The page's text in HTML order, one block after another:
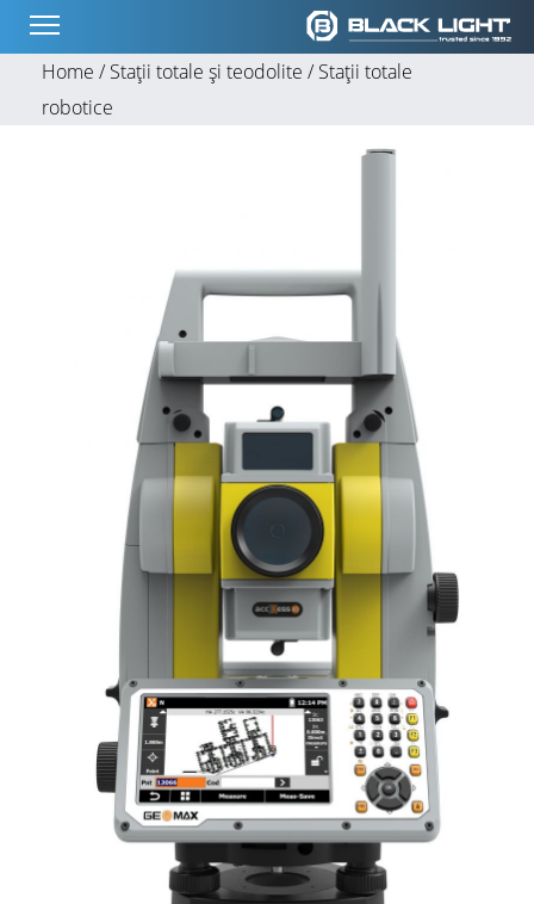
Home /Stații totale și teodolite /Stații totale
robotice